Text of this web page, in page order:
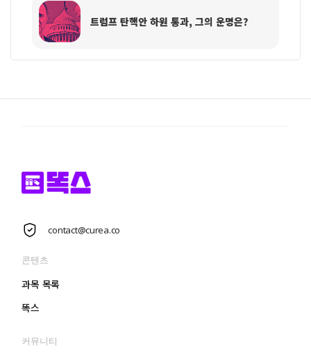
트럼프 탄핵안 하원 통과, 그의 운명은?
contact@curea.co
콘텐츠
과목 목록
똑스
커뮤니티